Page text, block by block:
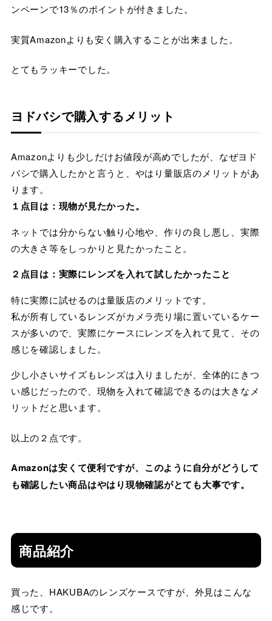
ンペーンで13％のポイントが付きました。
実質Amazonよりも安く購入することが出来ました。
とてもラッキーでした。
ヨドバシで購入するメリット
Amazonよりも少しだけお値段が高めでしたが、なぜヨド
バシで購入したかと言うと、やはり量販店のメリットがあ
ります。
１点目は：現物が見たかった。
ネットでは分からない触り心地や、作りの良し悪し、実際
の大きさ等をしっかりと見たかったこと。
２点目は：実際にレンズを入れて試したかったこと
特に実際に試せるのは量販店のメリットです。
私が所有しているレンズがカメラ売り場に置いているケー
スが多いので、実際にケースにレンズを入れて見て、その
感じを確認しました。
少し小さいサイズもレンズは入りましたが、全体的にきつ
い感じだったので、現物を入れて確認できるのは大きなメ
リットだと思います。
以上の２点です。
Amazonは安くて便利ですが、このように自分がどうして
も確認したい商品はやはり現物確認がとても大事です。
商品紹介
買った、HAKUBAのレンズケースですが、外見はこんな
感じです。